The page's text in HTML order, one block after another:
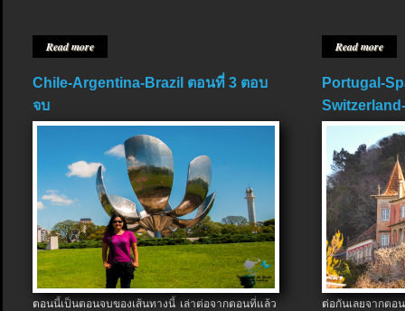
Read more Read more
Chile-Argentina-Brazil ตอนที่ 3 ตอบ
จบ
ตอนนี้เป็นตอนจบของเส้นทางนี้ เล่าต่อจากตอนที่แล้ว
Portugal-
ต่อกันเลยจากต